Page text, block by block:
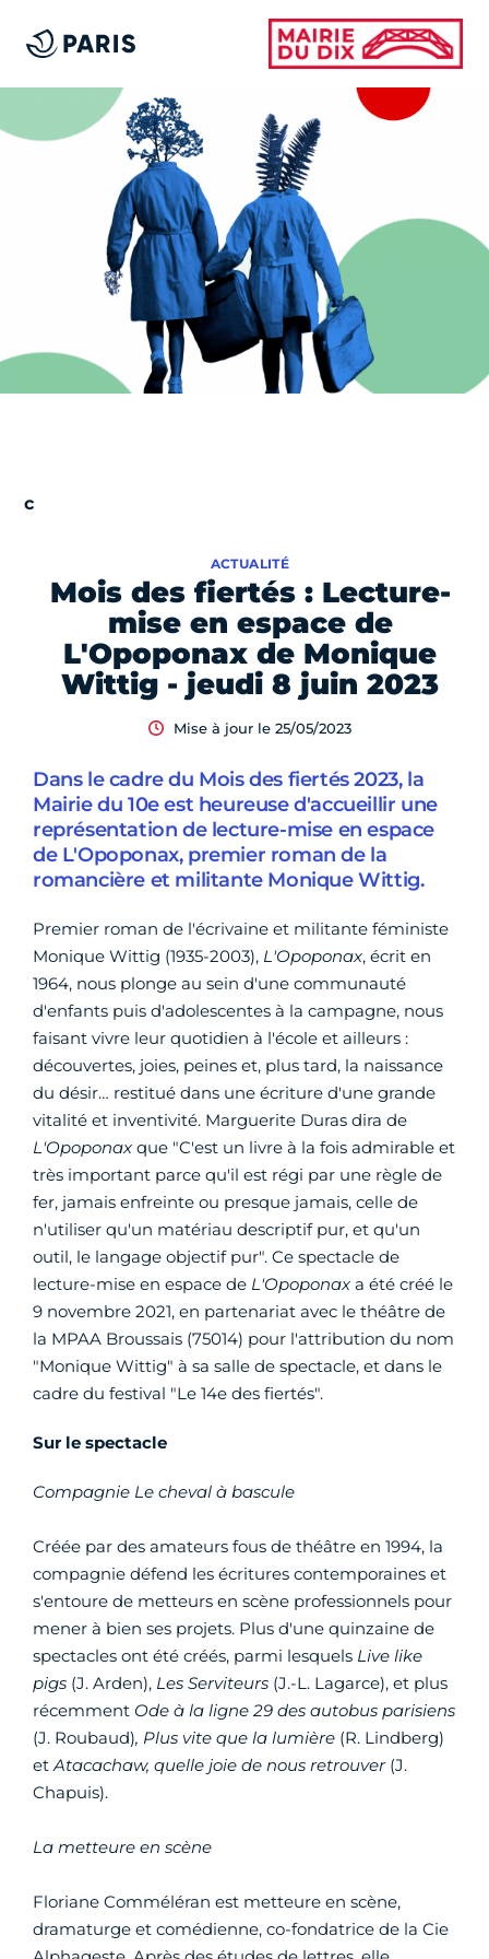
Mois des fiertés : Lecture-
mise en espace de
L'Opoponax de Monique
Wittig - jeudi 8 juin 2023
ACTUALITÉ
Mise à jour le 25/05/2023
Dans le cadre du Mois des fiertés 2023, la
Mairie du 10e est heureuse d'accueillir une
représentation de lecture-mise en espace
de L'Opoponax, premier roman de la
romancière et militante Monique Wittig.
Premier roman de l'écrivaine et militante féministe
Monique Wittig (1935-2003), L'Opoponax, écrit en
1964, nous plonge au sein d'une communauté
d'enfants puis d'adolescentes à la campagne, nous
faisant vivre leur quotidien à l'école et ailleurs :
découvertes, joies, peines et, plus tard, la naissance
du désir… restitué dans une écriture d'une grande
vitalité et inventivité. Marguerite Duras dira de
L'Opoponax que "C'est un livre à la fois admirable et
très important parce qu'il est régi par une règle de
fer, jamais enfreinte ou presque jamais, celle de
n'utiliser qu'un matériau descriptif pur, et qu'un
outil, le langage objectif pur". Ce spectacle de
lecture-mise en espace de L'Opoponax a été créé le
9 novembre 2021, en partenariat avec le théâtre de
la MPAA Broussais (75014) pour l'attribution du nom
"Monique Wittig" à sa salle de spectacle, et dans le
cadre du festival "Le 14e des fiertés".
Sur le spectacle
Compagnie Le cheval à bascule
Créée par des amateurs fous de théâtre en 1994, la
compagnie défend les écritures contemporaines et
s'entoure de metteurs en scène professionnels pour
mener à bien ses projets. Plus d'une quinzaine de
spectacles ont été créés, parmi lesquels Live like
pigs (J. Arden), Les Serviteurs (J.-L. Lagarce), et plus
récemment Ode à la ligne 29 des autobus parisiens
(J. Roubaud), Plus vite que la lumière (R. Lindberg)
etAtacachaw, quelle joie de nous retrouver (J.
Chapuis).
La metteure en scène
Floriane Comméléran est metteure en scène,
dramaturge et comédienne, co-fondatrice de la Cie